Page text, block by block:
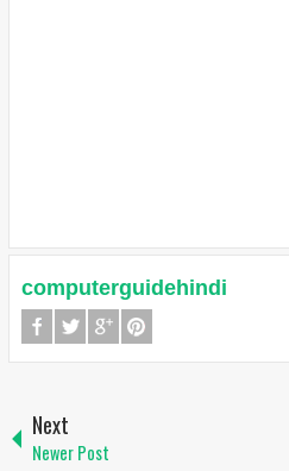
computerguidehindi
Next
Newer Post